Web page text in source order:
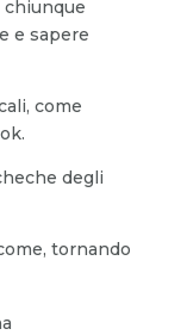
chiunque
e sapere
come
degli
tornando